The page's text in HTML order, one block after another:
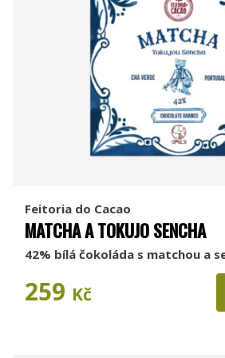
Feitoria do Cacao
MATCHA A TOKUJO SENCHA
42% bílá čokoláda s matchou a
259 Kč